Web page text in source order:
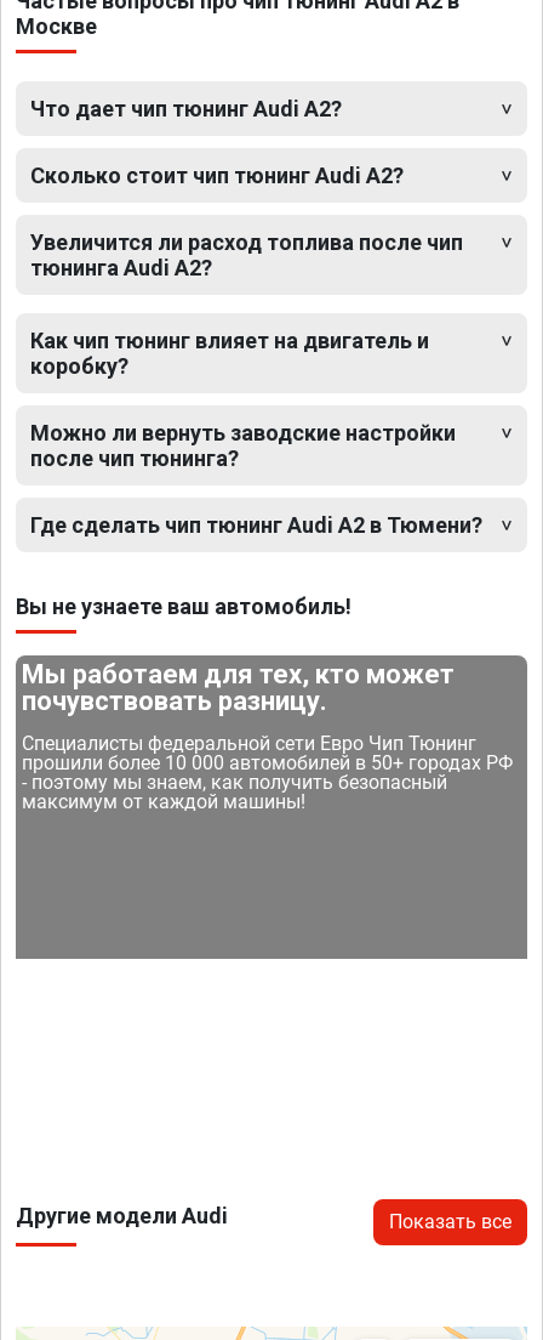
Москве
Что дает чип тюнинг Audi A2?
Сколько стоит чип тюнинг Audi A2?
Увеличится ли расход топлива после чип
тюнинга Audi A2?
Как чип тюнинг влияет на двигатель и
коробку?
Можно ли вернуть заводские настройки
после чип тюнинга?
Где сделать чип тюнинг Audi A2 в Тюмени?
Вы не узнаете ваш автомобиль!
Мы работаем для тех, кто может
почувствовать разницу.
Специалисты федеральной сети Евро Чип Тюнинг
прошили более 10 000 автомобилей в 50+ городах РФ
- поэтому мы знаем, как получить безопасный
максимум от каждой машины!
Другие модели Audi Показать все